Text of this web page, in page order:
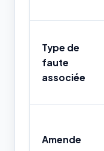
Type de
faute
associée
Amende